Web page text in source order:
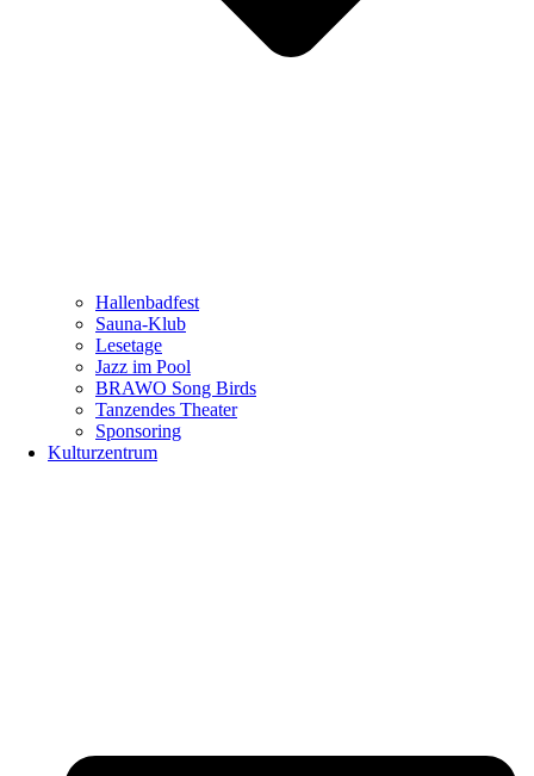
Hallenbadfest
Sauna-Klub
Lesetage
Jazz im Pool
BRAWO Song Birds
Tanzendes Theater
Sponsoring
Kulturzentrum